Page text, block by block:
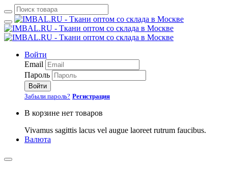
Войти
Email
Пароль
Войти
Забыли пароль? Регистрация
В корзине нет товаров
Vivamus sagittis lacus vel augue laoreet rutrum faucibus.
Валюта